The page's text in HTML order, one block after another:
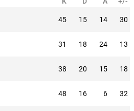
45 15 14 30
31 18 24 13
38 20 15 18
48 16 6 32